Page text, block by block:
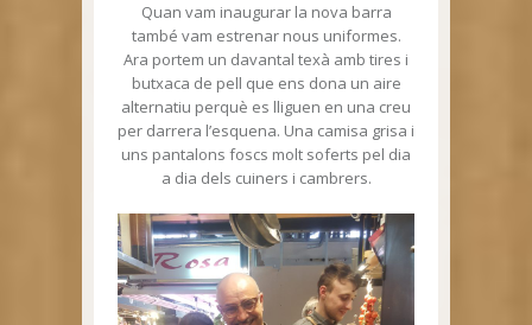
Quan vam inaugurar la nova barra
també vam estrenar nous uniformes.
Ara portem un davantal texà amb tires i
butxaca de pell que ens dona un aire
alternatiu perquè es lliguen en una creu
per darrera l’esquena. Una camisa grisa i
uns pantalons foscs molt soferts pel dia
a dia dels cuiners i cambrers.